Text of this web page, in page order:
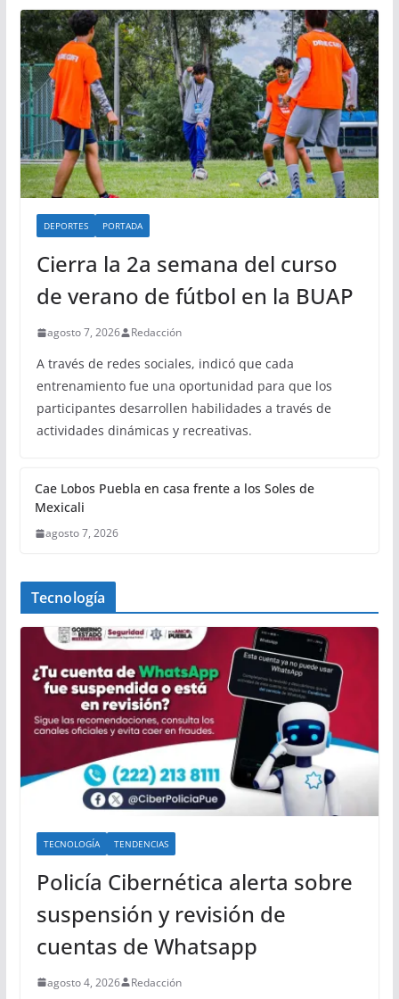
DEPORTES PORTADA
Cierra la 2a semana del curso
de verano de fútbol en la BUAP
agosto 7, 2026 Redacción
A través de redes sociales, indicó que cada
entrenamiento fue una oportunidad para que los
participantes desarrollen habilidades a través de
actividades dinámicas y recreativas.
Cae Lobos Puebla en casa frente a los Soles de
Mexicali
agosto 7, 2026
Tecnología
TECNOLOGÍA TENDENCIAS
Policía Cibernética alerta sobre
suspensión y revisión de
cuentas de Whatsapp
agosto 4, 2026 Redacción